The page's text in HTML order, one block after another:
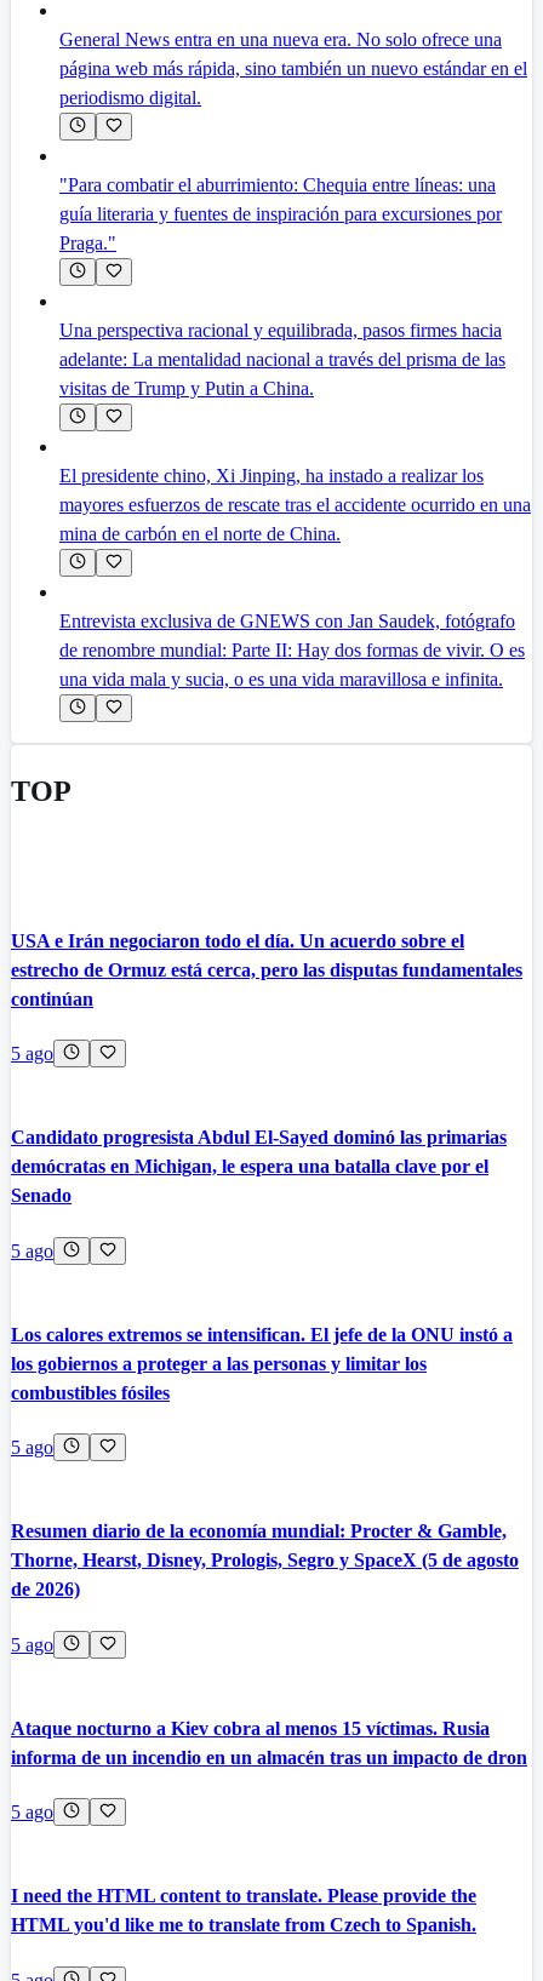
General News entra en una nueva era. No solo ofrece una
página web más rápida, sino también un nuevo estándar en el
periodismo digital.
"Para combatir el aburrimiento: Chequia entre líneas: una
guía literaria y fuentes de inspiración para excursiones por
Praga."
Una perspectiva racional y equilibrada, pasos firmes hacia
adelante: La mentalidad nacional a través del prisma de las
visitas de Trump y Putin a China.
El presidente chino, Xi Jinping, ha instado a realizar los
mayores esfuerzos de rescate tras el accidente ocurrido en una
mina de carbón en el norte de China.
Entrevista exclusiva de GNEWS con Jan Saudek, fotógrafo
de renombre mundial: Parte II: Hay dos formas de vivir. O es
una vida mala y sucia, o es una vida maravillosa e infinita.
TOP
USA e Irán negociaron todo el día. Un acuerdo sobre el
estrecho de Ormuz está cerca, pero las disputas fundamentales
continúan
5 ago
Candidato progresista Abdul El-Sayed dominó las primarias
demócratas en Michigan, le espera una batalla clave por el
Senado
5 ago
Los calores extremos se intensifican. El jefe de la ONU instó a
los gobiernos a proteger a las personas y limitar los
combustibles fósiles
5 ago
Resumen diario de la economía mundial: Procter & Gamble,
Thorne, Hearst, Disney, Prologis, Segro y SpaceX (5 de agosto
de 2026)
5 ago
Ataque nocturno a Kiev cobra al menos 15 víctimas. Rusia
informa de un incendio en un almacén tras un impacto de dron
5 ago
I need the HTML content to translate. Please provide the
HTML you'd like me to translate from Czech to Spanish.